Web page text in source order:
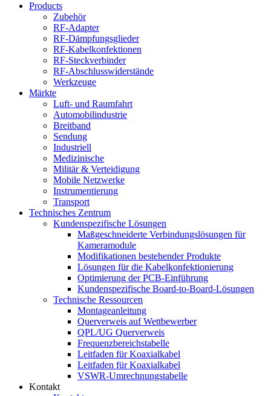
Products
Zubehör
RF-Adapter
RF-Dämpfungsglieder
RF-Kabelkonfektionen
RF-Steckverbinder
RF-Abschlusswiderstände
Werkzeuge
Märkte
Luft- und Raumfahrt
Automobilindustrie
Breitband
Sendung
Industriell
Medizinische
Militär & Verteidigung
Mobile Netzwerke
Instrumentierung
Transport
Technisches Zentrum
Kundenspezifische Lösungen
Maßgeschneiderte Verbindungslösungen für
Kameramodule
Modifikationen bestehender Produkte
Lösungen für die Kabelkonfektionierung
Optimierung der PCB-Einführung
Kundenspezifische Board-to-Board-Lösungen
Technische Ressourcen
Montageanleitung
Querverweis auf Wettbewerber
QPL/UG Querverweis
Frequenzbereichstabelle
Leitfaden für Koaxialkabel
Leitfaden für Koaxialkabel
VSWR-Umrechnungstabelle
Kontakt